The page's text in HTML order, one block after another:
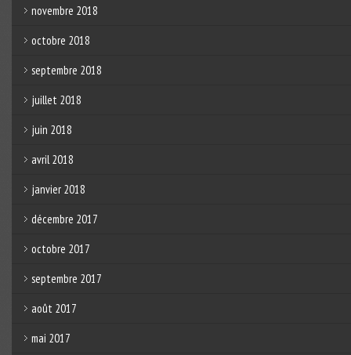
novembre 2018
octobre 2018
septembre 2018
juillet 2018
juin 2018
avril 2018
janvier 2018
décembre 2017
octobre 2017
septembre 2017
août 2017
mai 2017